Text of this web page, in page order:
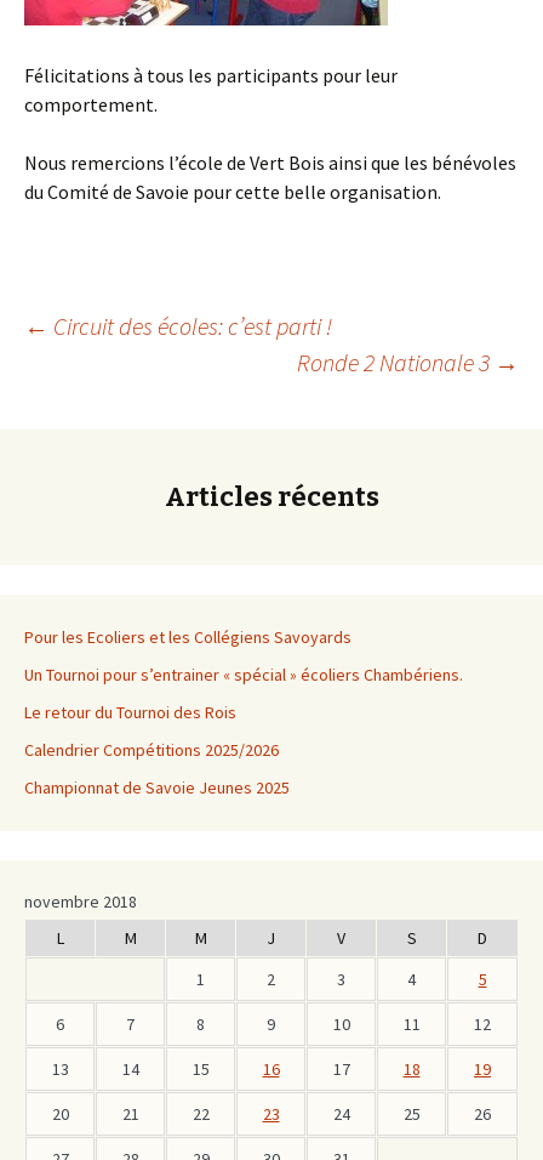
Félicitations à tous les participants pour leur
comportement.
Nous remercions l’école de Vert Bois ainsi que les bénévoles
du Comité de Savoie pour cette belle organisation.
Navigation
articles
← Circuit des écoles: c’est parti !
Ronde 2 Nationale 3 →
Articles récents
Pour les Ecoliers et les Collégiens Savoyards
Un Tournoi pour s’entrainer « spécial » écoliers Chambériens.
Le retour du Tournoi des Rois
Calendrier Compétitions 2025/2026
Championnat de Savoie Jeunes 2025
novembre 2018
L
M M J V S
D
1
2 3 4 5
6 7 8 9 10 11 12
13 14 15 16 17 18 19
20 21 22 23 24 25 26